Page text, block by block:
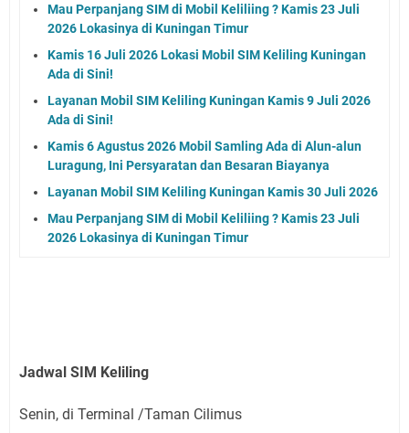
Mau Perpanjang SIM di Mobil Keliliing ? Kamis 23 Juli
2026 Lokasinya di Kuningan Timur
Kamis 16 Juli 2026 Lokasi Mobil SIM Keliling Kuningan
Ada di Sini!
Layanan Mobil SIM Keliling Kuningan Kamis 9 Juli 2026
Ada di Sini!
Kamis 6 Agustus 2026 Mobil Samling Ada di Alun-alun
Luragung, Ini Persyaratan dan Besaran Biayanya
Layanan Mobil SIM Keliling Kuningan Kamis 30 Juli 2026
Mau Perpanjang SIM di Mobil Keliliing ? Kamis 23 Juli
2026 Lokasinya di Kuningan Timur
Jadwal SIM Keliling
Senin, di Terminal /Taman Cilimus